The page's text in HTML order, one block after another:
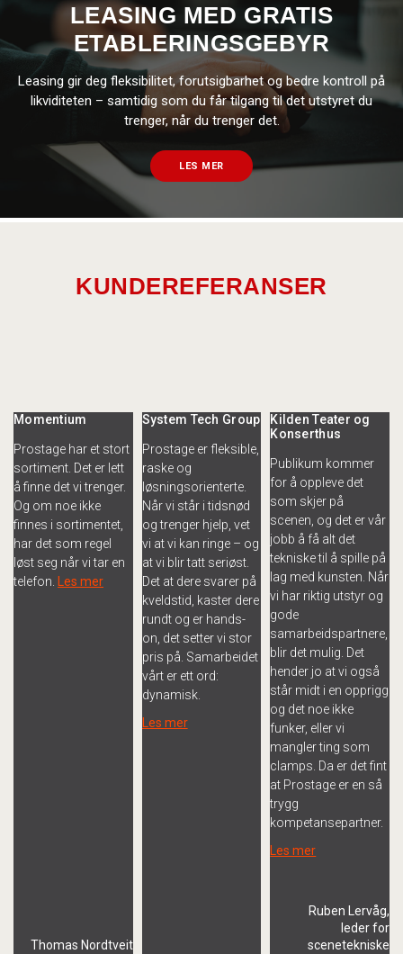
LEASING MED GRATIS
ETABLERINGSGEBYR
Leasing gir deg fleksibilitet, forutsigbarhet og bedre kontroll på
likviditeten – samtidig som du får tilgang til det utstyret du
trenger, når du trenger det.
LES MER
KUNDEREFERANSER
Momentium
Prostage har et stort
sortiment. Det er lett
å finne det vi trenger.
Og om noe ikke
finnes i sortimentet,
har det som regel
løst seg når vi tar en
telefon. Les mer
Thomas Nordtveit
System Tech Group
Prostage er fleksible,
raske og
løsningsorienterte.
Når vi står i tidsnød
og trenger hjelp, vet
vi at vi kan ringe – og
at vi blir tatt seriøst.
Det at dere svarer på
kveldstid, kaster dere
rundt og er hands-
on, det setter vi stor
pris på. Samarbeidet
vårt er ett ord:
dynamisk.
Les mer
Kilden Teater og
Konserthus
Publikum kommer
for å oppleve det
som skjer på
scenen, og det er vår
jobb å få alt det
tekniske til å spille på
lag med kunsten. Når
vi har riktig utstyr og
gode
samarbeidspartnere,
blir det mulig. Det
hender jo at vi også
står midt i en opprigg
og det noe ikke
funker, eller vi
mangler ting som
clamps. Da er det fint
at Prostage er en så
trygg
kompetansepartner.
Les mer
Ruben Lervåg,
leder for
scenetekniske